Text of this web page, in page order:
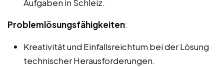
Aufgaben in Schleiz.
Problemlösungsfähigkeiten:
Kreativität und Einfallsreichtum bei der Lösung
technischer Herausforderungen.